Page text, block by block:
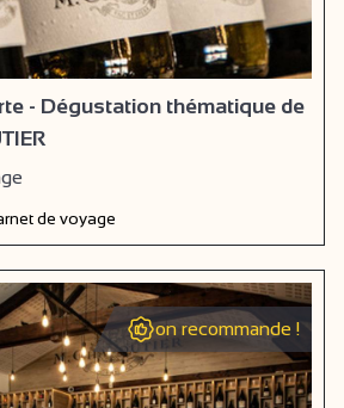
- Dégustation thématique de
de voyage
on recommande !